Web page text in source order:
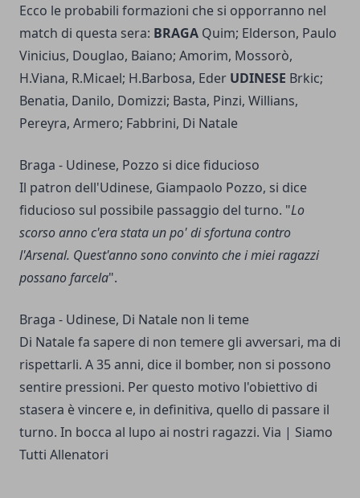
Ecco le probabili formazioni che si opporranno nel
match di questa sera: BRAGA Quim; Elderson, Paulo
Vinicius, Douglao, Baiano; Amorim, Mossorò,
H.Viana, R.Micael; H.Barbosa, Eder UDINESE Brkic;
Benatia, Danilo, Domizzi; Basta, Pinzi, Willians,
Pereyra, Armero; Fabbrini, Di Natale
Braga - Udinese, Pozzo si dice fiducioso
Il patron dell'Udinese, Giampaolo Pozzo, si dice
fiducioso sul possibile passaggio del turno. "Lo
scorso anno c'era stata un po' di sfortuna contro
l'Arsenal. Quest'anno sono convinto che i miei ragazzi
possano farcela".
Braga - Udinese, Di Natale non li teme
Di Natale fa sapere di non temere gli avversari, ma di
rispettarli. A 35 anni, dice il bomber, non si possono
sentire pressioni. Per questo motivo l'obiettivo di
stasera è vincere e, in definitiva, quello di passare il
turno. In bocca al lupo ai nostri ragazzi. Via | Siamo
Tutti Allenatori